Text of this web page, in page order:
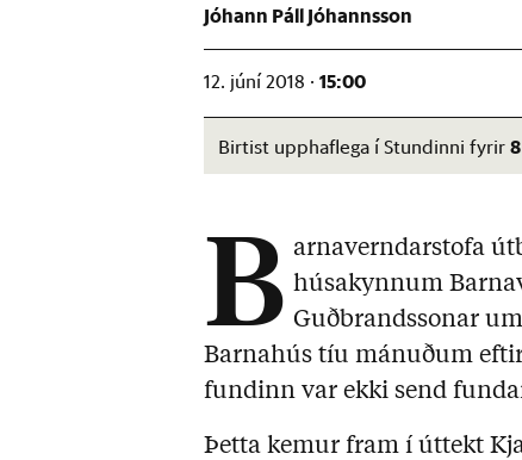
Jóhann Páll Jóhannsson
12. júní 2018 ·15:00
Birtist upphaflega í Stundinni fyrir
B arnaverndarstofa
húsakynnum
Guðbrandssonar
Barnahús tíu mánuðum
fundinn var ekki send
Þetta kemur fram í úttekt